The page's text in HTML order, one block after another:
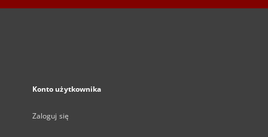
Konto użytkownika
Zaloguj się